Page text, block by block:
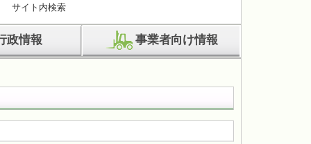
サイト内検索
政情報 事業者向け情報